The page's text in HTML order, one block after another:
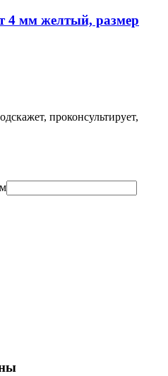
4 мм желтый, размер
проконсультирует,